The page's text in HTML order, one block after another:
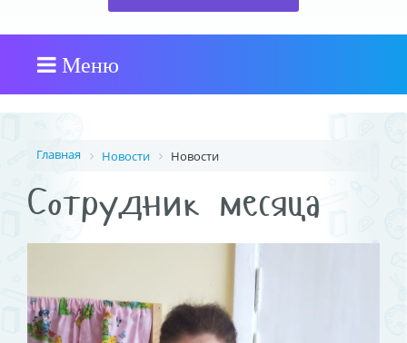
Меню
Главная Новости Новости
Сотрудник месяца